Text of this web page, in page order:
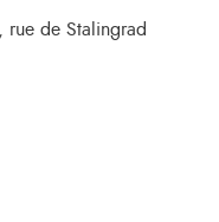
rue de Stalingrad